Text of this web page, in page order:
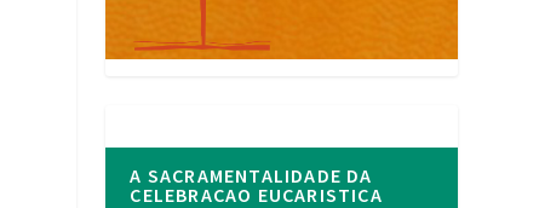
A SACRAMENTALIDADE DA
CELEBRACAO EUCARISTICA